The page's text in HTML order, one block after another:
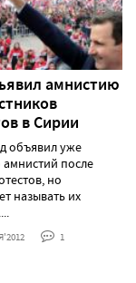
амнистию
в Сирии
объявил уже
амнистий после
но
называть их
1